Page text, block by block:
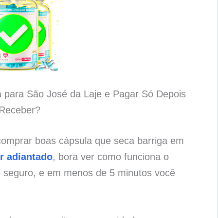
São José da Laje e Pagar Só Depois
boas cápsula que seca barriga em
adiantado, bora ver como funciona o
e em menos de 5 minutos você